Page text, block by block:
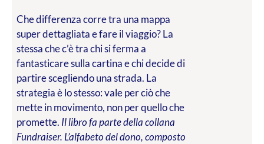
Che differenza corre tra una mappa
super dettagliata e fare il viaggio? La
stessa che c’è tra chi si ferma a
fantasticare sulla cartina e chi decide di
partire scegliendo una strada. La
strategia è lo stesso: vale per ciò che
mette in movimento, non per quello che
promette. Il libro fa parte della collana
Fundraiser. L’alfabeto del dono, composto